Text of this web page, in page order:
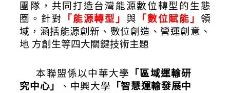
團隊，共同打造台灣能源數位轉型的生態
圈。針對
「 能源轉型」 與 「數位賦能」 領
域，涵括能源創新、數位創造、營運創意、
地 方創生等四大關鍵技術主題
本聯盟係以中華大學
「區域運輸研
究中心」
、中興大學 「智慧運輸發展中